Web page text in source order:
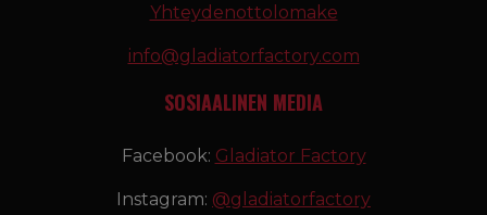
Yhteydenottolomake
info@gladiatorfactory.com
SOSIAALINEN MEDIA
Facebook: Gladiator Factory
Instagram: @gladiatorfactory